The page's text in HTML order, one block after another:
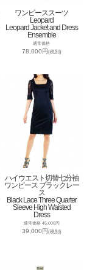
ワンピーススーツ
Leopard
Leopard Jacket and Dress
Ensemble
通常価格
78,000円(税別)
ハイウエスト切替七分袖
ワンピース ブラックレー
ス
Black Lace Three Quarter
Sleeve High Waisted
Dress
通常価格 45,000円
39,000円 (税別)